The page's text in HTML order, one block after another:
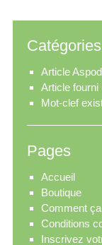
Article
Article fourni
Mot-clef
Pages
Accueil
Boutique
Comment
Conditions
Inscrivez